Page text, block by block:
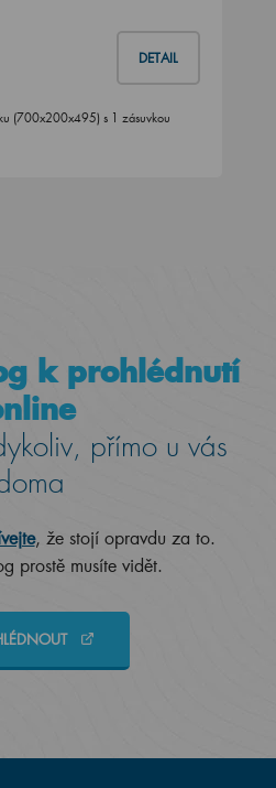
DETAIL
(700x200x495) s 1 zásuvkou
k prohlédnutí
přímo u vás
, že stojí opravdu za to.
prostě musíte vidět.